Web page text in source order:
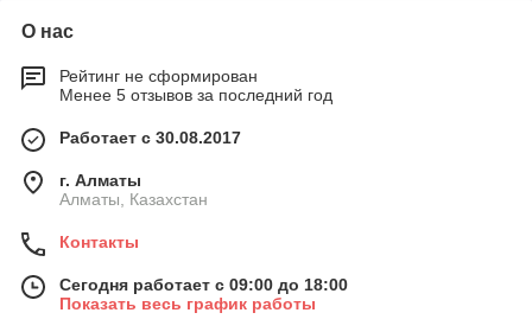
О нас
Рейтинг не сформирован
Менее 5 отзывов за последний год
Работает с 30.08.2017
г. Алматы
Алматы, Казахстан
Контакты
Сегодня работает с 09:00 до 18:00
Показать весь график работы